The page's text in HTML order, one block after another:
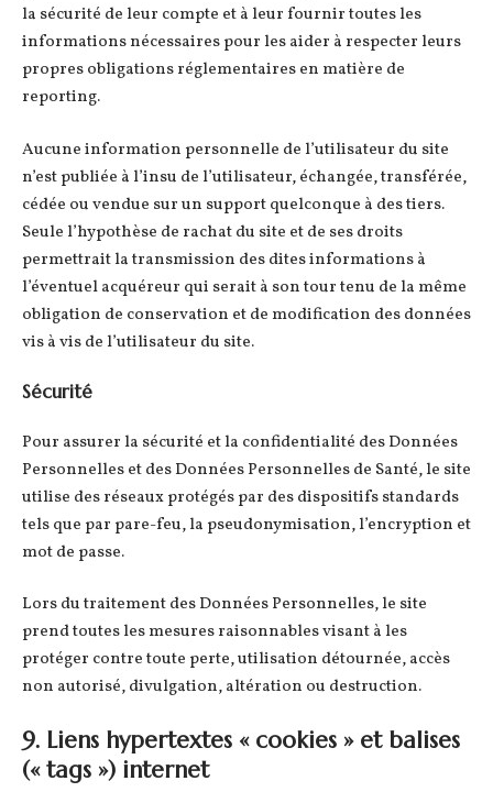
la sécurité de leur compte et à leur fournir toutes les
informations nécessaires pour les aider à respecter leurs
propres obligations réglementaires en matière de
reporting.
Aucune information personnelle de l’utilisateur du site
n’est publiée à l’insu de l’utilisateur, échangée, transférée,
cédée ou vendue sur un support quelconque à des tiers.
Seule l’hypothèse de rachat du site et de ses droits
permettrait la transmission des dites informations à
l’éventuel acquéreur qui serait à son tour tenu de la même
obligation de conservation et de modification des données
vis à vis de l’utilisateur du site.
Sécurité
Pour assurer la sécurité et la confidentialité des Données
Personnelles et des Données Personnelles de Santé, le site
utilise des réseaux protégés par des dispositifs standards
tels que par pare-feu, la pseudonymisation, l’encryption et
mot de passe.
Lors du traitement des Données Personnelles, le site
prend toutes les mesures raisonnables visant à les
protéger contre toute perte, utilisation détournée, accès
non autorisé, divulgation, altération ou destruction.
9. Liens hypertextes « cookies » et balises
(« tags ») internet